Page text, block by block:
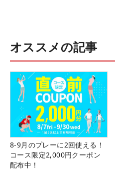
オススメの記事
8-9月のプレーに2回使える！
コース限定2,000円クーポン
配布中！